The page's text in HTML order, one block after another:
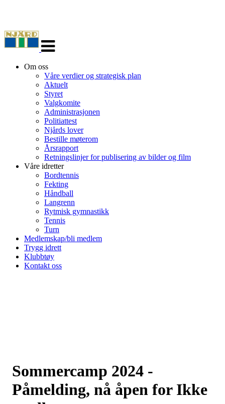
navigasjon
Om oss
Våre verdier og strategisk plan
Aktuelt
Styret
Valgkomite
Administrasjonen
Politiattest
Njårds lover
Bestille møterom
Årsrapport
Retningslinjer for publisering av bilder og film
Våre idretter
Bordtennis
Fekting
Håndball
Langrenn
Rytmisk gymnastikk
Tennis
Turn
Medlemskap/bli medlem
Trygg idrett
Klubbtøy
Kontakt oss
Sommercamp 2024 -
Påmelding, nå åpen for Ikke